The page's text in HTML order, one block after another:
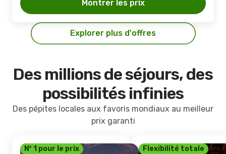
Montrer les prix
Explorer plus d'offres
Des millions de séjours, des
possibilités infinies
Des pépites locales aux favoris mondiaux au meilleur
prix garanti
Nº 1 pour le prix Flexibilité totale